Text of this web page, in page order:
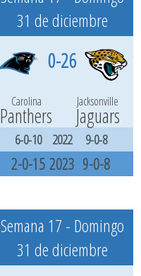
31 de diciembre
0-26
Carolina Jacksonville
Panthers Jaguars
6-0-10 2022 9-0-8
2-0-15 2023 9-0-8
Semana 17 - Domingo
31 de diciembre